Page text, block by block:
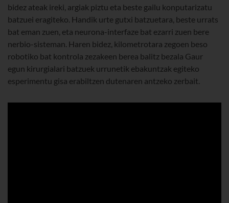
bidez ateak ireki, argiak piztu eta beste gailu konputarizatu
batzuei eragiteko. Handik urte gutxi batzuetara, beste urrats
bat eman zuen, eta neurona-interfaze bat ezarri zuen bere
nerbio-sisteman. Haren bidez, kilometrotara zegoen beso
robotiko bat kontrola zezakeen berea balitz bezala Gaur
egun kirurgialari batzuek urrunetik ebakuntzak egiteko
esperimentu gisa erabiltzen dutenaren antzeko zerbait.